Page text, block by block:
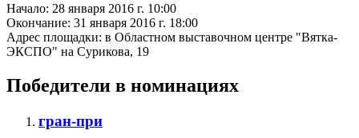
Начало: 28 января 2016 г. 10:00
Окончание: 31 января 2016 г. 18:00
Адрес площадки: в Областном выставочном центре "Вятка-
ЭКСПО" на Сурикова, 19
Победители в номинациях
гран-при